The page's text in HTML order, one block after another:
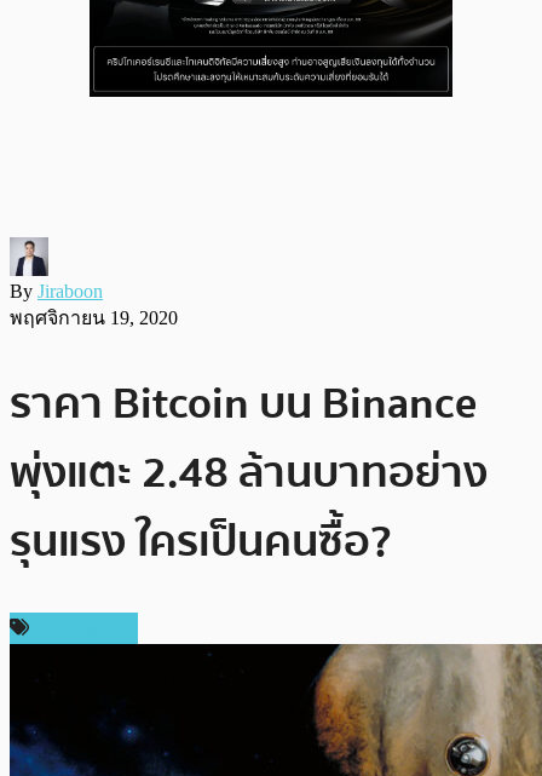
By Jiraboon
พฤศจิกายน 19, 2020
ราคา Bitcoin บน Binance
พุ่งแตะ 2.48 ล้านบาทอย่าง
รุนแรง ใครเป็นคนซื้อ?